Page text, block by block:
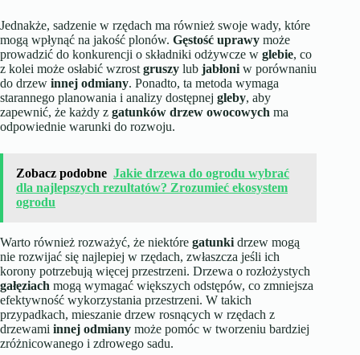
Jednakże, sadzenie w rzędach ma również swoje wady, które
mogą wpłynąć na jakość plonów. Gęstość uprawy może
prowadzić do konkurencji o składniki odżywcze w glebie, co
z kolei może osłabić wzrost gruszy lub jabłoni w porównaniu
do drzew innej odmiany. Ponadto, ta metoda wymaga
starannego planowania i analizy dostępnej gleby, aby
zapewnić, że każdy z gatunków drzew owocowych ma
odpowiednie warunki do rozwoju.
Zobacz podobne Jakie drzewa do ogrodu wybrać
dla najlepszych rezultatów? Zrozumieć ekosystem
ogrodu
Warto również rozważyć, że niektóre gatunki drzew mogą
nie rozwijać się najlepiej w rzędach, zwłaszcza jeśli ich
korony potrzebują więcej przestrzeni. Drzewa o rozłożystych
gałęziach mogą wymagać większych odstępów, co zmniejsza
efektywność wykorzystania przestrzeni. W takich
przypadkach, mieszanie drzew rosnących w rzędach z
drzewami innej odmiany może pomóc w tworzeniu bardziej
zróżnicowanego i zdrowego sadu.